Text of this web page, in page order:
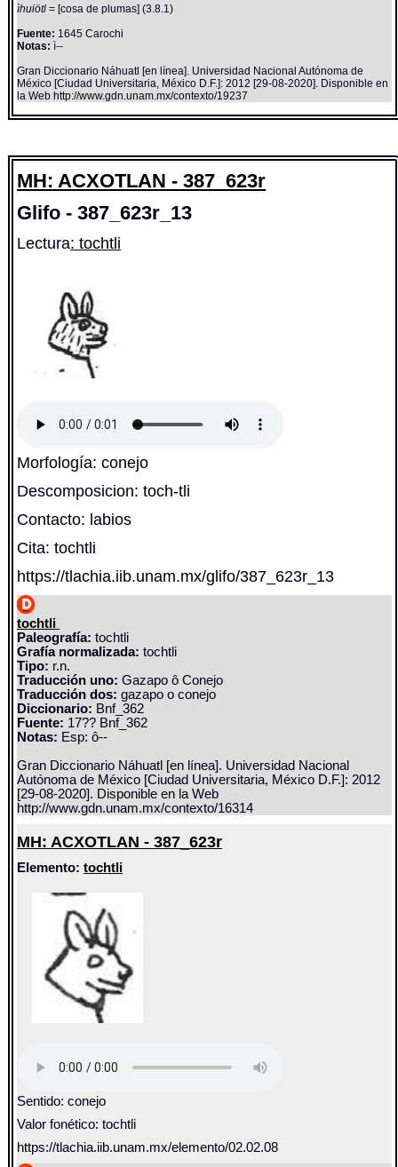
ìhuiötl= [cosa de plumas] (3.8.1)
Fuente: 1645 Carochi
Notas: ì--
Gran Diccionario Náhuatl [en línea]. Universidad Nacional Autónoma de
México [Ciudad Universitaria, México D.F.]: 2012 [29-08-2020]. Disponible en
la Web http://www.gdn.unam.mx/contexto/19237
MH: ACXOTLAN - 387_623r
Glifo - 387_623r_13
Lectura: tochtli
Morfología: conejo
Descomposicion: toch-tli
Contacto: labios
Cita: tochtli
https://tlachia.iib.unam.mx/glifo/387_623r_13
tochtli
Paleografía: tochtli
Grafía normalizada: tochtli
Tipo: r.n.
Traducción uno: Gazapo ô Conejo
Traducción dos: gazapo o conejo
Diccionario: Bnf_362
Fuente: 17?? Bnf_362
Notas: Esp: ô--
Gran Diccionario Náhuatl [en línea]. Universidad Nacional
Autónoma de México [Ciudad Universitaria, México D.F.]: 2012
[29-08-2020]. Disponible en la Web
http://www.gdn.unam.mx/contexto/16314
MH: ACXOTLAN - 387_623r
Elemento:tochtli
Sentido: conejo
Valor fonético: tochtli
https://tlachia.iib.unam.mx/elemento/02.02.08